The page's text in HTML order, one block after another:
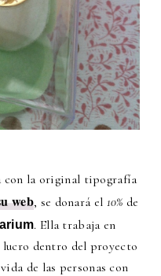
con la original tipografía
web, se donará el 10% de
. Ella trabaja en
dentro del proyecto
de las personas con